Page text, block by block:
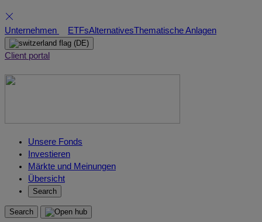
Skip
to
content
Unternehmen ETFsAlternativesThematische Anlagen
(DE)
Client portal
Unsere Fonds
Investieren
Märkte und Meinungen
Übersicht
Search
Search